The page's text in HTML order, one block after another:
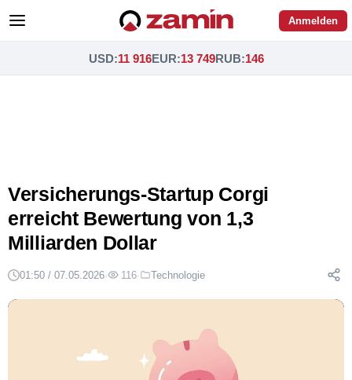
Anmelden
USD:11 916EUR:13 749RUB:146
Versicherungs-Startup Corgi
erreicht Bewertung von 1,3
Milliarden Dollar
01:50 / 07.05.2026· 116· Technologie